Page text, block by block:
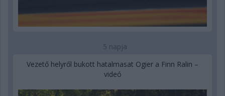
5 napja
Vezető helyről bukott hatalmasat Ogier a Finn Ralin –
videó